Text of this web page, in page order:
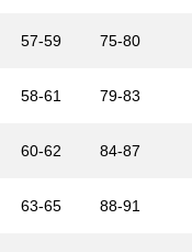
57-59 75-80
58-61 79-83
60-62 84-87
63-65 88-91